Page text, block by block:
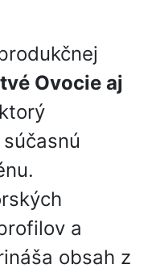
Ovocie aj
a
obsah z